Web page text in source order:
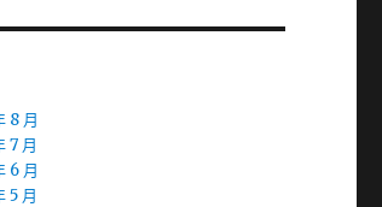
8 月
7 月
6 月
5 月